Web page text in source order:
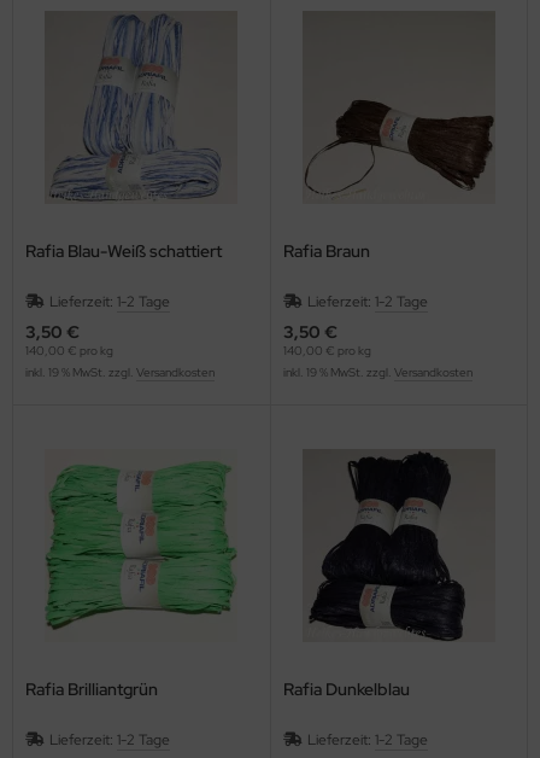
Rafia Blau-Weiß schattiert
Lieferzeit: 1-2 Tage
3,50 €
140,00 € pro kg
inkl. 19 % MwSt. zzgl. Versandkosten
Rafia Braun
Lieferzeit: 1-2 Tage
3,50 €
140,00 € pro kg
inkl. 19 % MwSt. zzgl. Versandkosten
Rafia Brilliantgrün
Lieferzeit: 1-2 Tage
Rafia Dunkelblau
Lieferzeit: 1-2 Tage